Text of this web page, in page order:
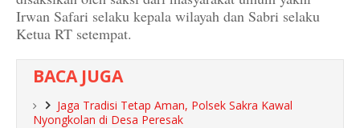
Irwan Safari selaku kepala wilayah dan Sabri selaku
Ketua RT setempat.
BACA JUGA
Jaga Tradisi Tetap Aman, Polsek Sakra Kawal
Nyongkolan di Desa Peresak